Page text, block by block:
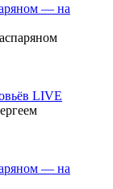
— на
LIVE
— на